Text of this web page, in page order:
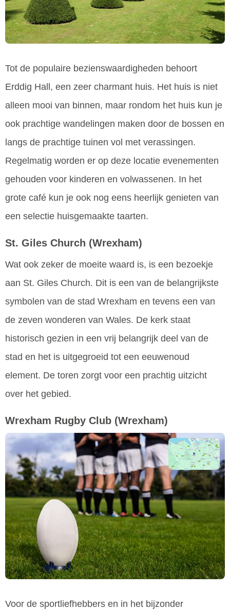
Tot de populaire bezienswaardigheden behoort
Erddig Hall, een zeer charmant huis. Het huis is niet
alleen mooi van binnen, maar rondom het huis kun je
ook prachtige wandelingen maken door de bossen en
langs de prachtige tuinen vol met verassingen.
Regelmatig worden er op deze locatie evenementen
gehouden voor kinderen en volwassenen. In het
grote café kun je ook nog eens heerlijk genieten van
een selectie huisgemaakte taarten.
St. Giles Church (Wrexham)
Wat ook zeker de moeite waard is, is een bezoekje
aan St. Giles Church. Dit is een van de belangrijkste
symbolen van de stad Wrexham en tevens een van
de zeven wonderen van Wales. De kerk staat
historisch gezien in een vrij belangrijk deel van de
stad en het is uitgegroeid tot een eeuwenoud
element. De toren zorgt voor een prachtig uitzicht
over het gebied.
Wrexham Rugby Club (Wrexham)
Voor de sportliefhebbers en in het bijzonder